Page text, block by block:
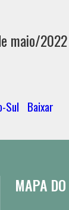
maio/
Sul Baixar
MAPA